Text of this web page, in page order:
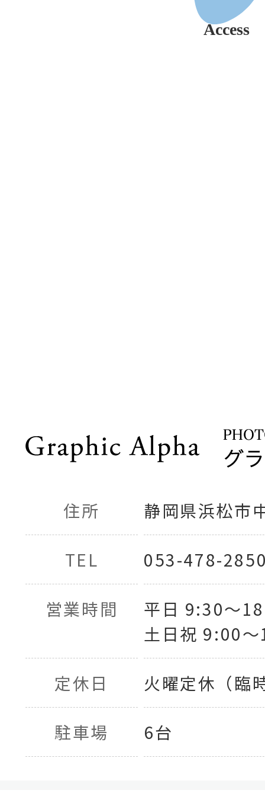
Access
住所 静岡県浜松市
TEL 053-478-
営業時間
平日 9:30〜
土日祝 9:00
定休日 火曜定休（臨
駐車場 6台